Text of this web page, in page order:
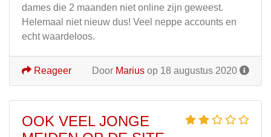
dames die 2 maanden niet online zijn geweest.
Helemaal niet nieuw dus! Veel neppe accounts en
echt waardeloos.
Door Marius op 18 augustus 2020
Reageer
OOK VEEL JONGE